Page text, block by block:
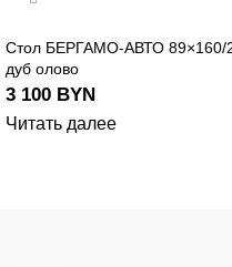
Стол БЕРГАМО-АВТО 89×160/
дуб олово
3 100 BYN
Читать далее